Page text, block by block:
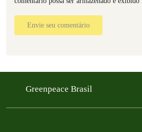
Envie seu comentário
Greenpeace Brasil